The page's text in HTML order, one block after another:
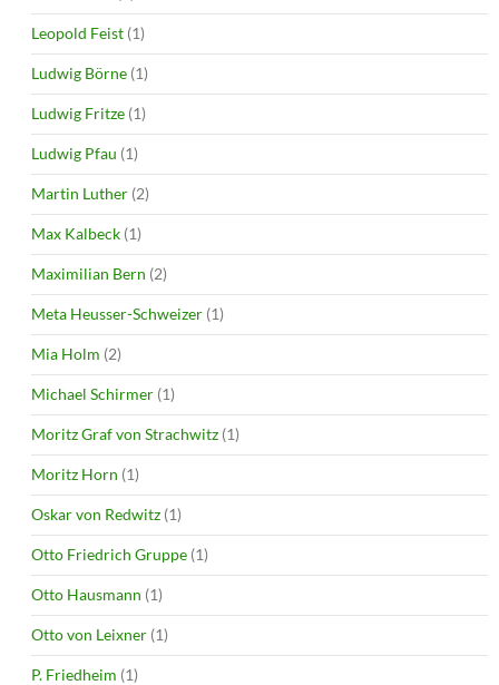
Leopold Feist (1)
Ludwig Börne (1)
Ludwig Fritze (1)
Ludwig Pfau (1)
Martin Luther (2)
Max Kalbeck (1)
Maximilian Bern (2)
Meta Heusser-Schweizer (1)
Mia Holm (2)
Michael Schirmer (1)
Moritz Graf von Strachwitz (1)
Moritz Horn (1)
Oskar von Redwitz (1)
Otto Friedrich Gruppe (1)
Otto Hausmann (1)
Otto von Leixner (1)
P. Friedheim (1)